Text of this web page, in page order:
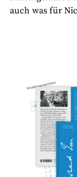
auch was für